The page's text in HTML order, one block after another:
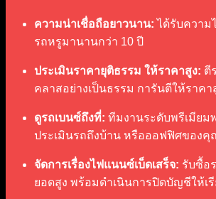
ความน่าเชื่อถือยาวนาน: ได้รับความ
รถหรูมานานกว่า 10 ปี
ประเมินราคายุติธรรม ให้ราคาสูง: ตี
คลาสอย่างเป็นธรรม การันตีให้ราคา
ดูรถเบนซ์ถึงที่: ทีมงานระดับพรีเมียม
ประเมินรถถึงบ้าน หรือออฟฟิศของคุ
จัดการเรื่องไฟแนนซ์เบ็ดเสร็จ: รับซื้อ
ยอดสูง พร้อมดำเนินการปิดบัญชีให้เ